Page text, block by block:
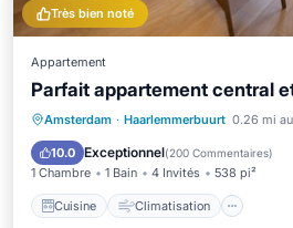
Très bien noté
Appartement
Parfait appartement central
Amsterdam · Haarlemmerbuurt 0.26 mi
10.0 Exceptionnel(200 Commentaires)
1 Chambre 1 Bain 4 Invités 538 pi²
Cuisine Climatisation
Cuisine Climatisation
Adapté aux enfants